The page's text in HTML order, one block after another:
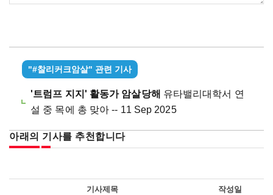
"#찰리커크암살" 관련 기사
'트럼프 지지' 활동가 암살당해 유타밸리대학서 연
설 중 목에 총 맞아 -- 11 Sep 2025
아래의 기사를 추천합니다
기사제목 작성일